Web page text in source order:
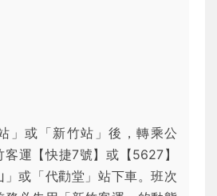
」或「新竹站」後，轉乘公
運【快捷7號】或【5627】
」或「代勸堂」站下車。班次